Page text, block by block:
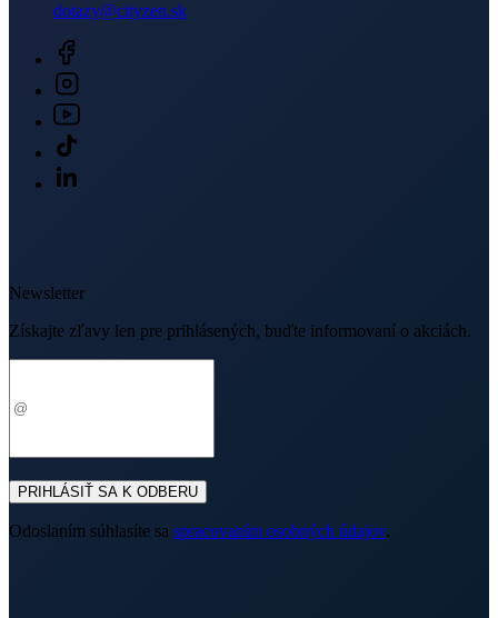
dotazy@cityzen.sk
Newsletter
Získajte zľavy len pre prihlásených, buďte informovaní o akciách.
PRIHLÁSIŤ SA K ODBERU
Odoslaním súhlasíte sa spracovaním osobných údajov.